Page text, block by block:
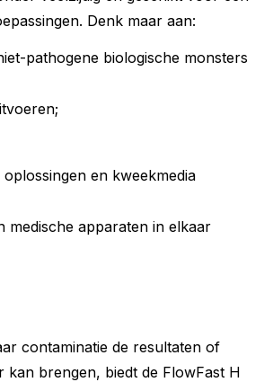
Denk maar aan:
pathogene biologische monsters
en kweekmedia
medische apparaten in elkaar
contaminatie de resultaten of
kan brengen, biedt de FlowFast H